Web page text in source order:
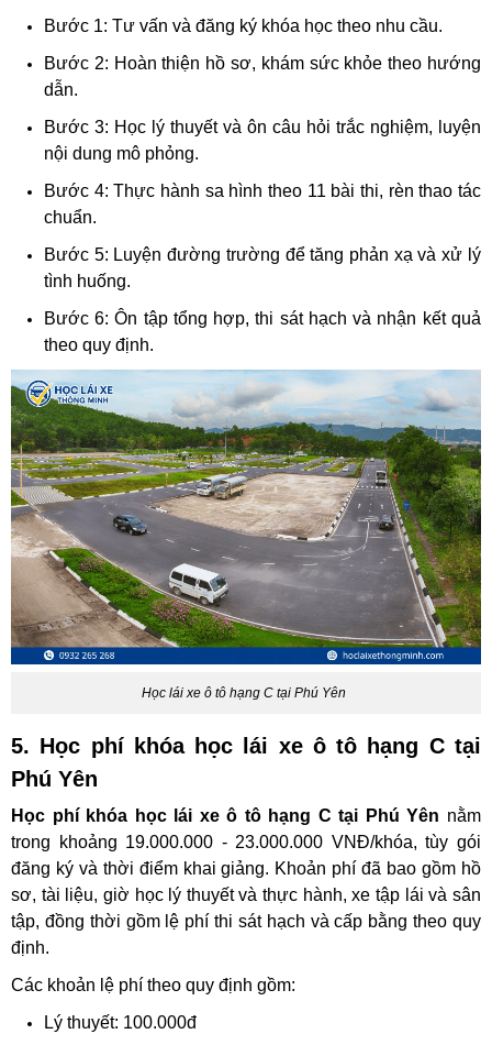
Bước 1: Tư vấn và đăng ký khóa học theo nhu cầu.
Bước 2: Hoàn thiện hồ sơ, khám sức khỏe theo hướng
dẫn.
Bước 3: Học lý thuyết và ôn câu hỏi trắc nghiệm, luyện
nội dung mô phỏng.
Bước 4: Thực hành sa hình theo 11 bài thi, rèn thao tác
chuẩn.
Bước 5: Luyện đường trường để tăng phản xạ và xử lý
tình huống.
Bước 6: Ôn tập tổng hợp, thi sát hạch và nhận kết quả
theo quy định.
Học lái xe ô tô hạng C tại Phú Yên
5. Học phí khóa học lái xe ô tô hạng C tại
Phú Yên
Học phí khóa học lái xe ô tô hạng C tại Phú Yên nằm
trong khoảng 19.000.000 - 23.000.000 VNĐ/khóa, tùy gói
đăng ký và thời điểm khai giảng. Khoản phí đã bao gồm hồ
sơ, tài liệu, giờ học lý thuyết và thực hành, xe tập lái và sân
tập, đồng thời gồm lệ phí thi sát hạch và cấp bằng theo quy
định.
Các khoản lệ phí theo quy định gồm:
Lý thuyết: 100.000đ